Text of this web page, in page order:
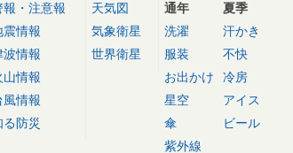
報・注意報
震情報
波情報
山情報
風情報
る防災
天気図
気象衛星
世界衛星
通年
洗濯
服装
お出かけ
星空
傘
紫外線
夏季
汗かき
不快
冷房
アイス
ビール